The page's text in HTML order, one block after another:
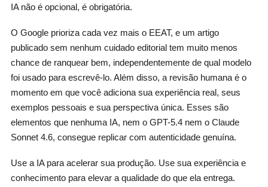
IA não é opcional, é obrigatória.
O Google prioriza cada vez mais o EEAT, e um artigo
publicado sem nenhum cuidado editorial tem muito menos
chance de ranquear bem, independentemente de qual modelo
foi usado para escrevê-lo. Além disso, a revisão humana é o
momento em que você adiciona sua experiência real, seus
exemplos pessoais e sua perspectiva única. Esses são
elementos que nenhuma IA, nem o GPT-5.4 nem o Claude
Sonnet 4.6, consegue replicar com autenticidade genuína.
Use a IA para acelerar sua produção. Use sua experiência e
conhecimento para elevar a qualidade do que ela entrega.